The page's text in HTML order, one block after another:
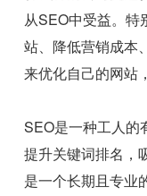
从SEO中受益。特
站、降低营销成本
来优化自己的网站
SEO是一种工人的
提升关键词排名，
是一个长期且专业